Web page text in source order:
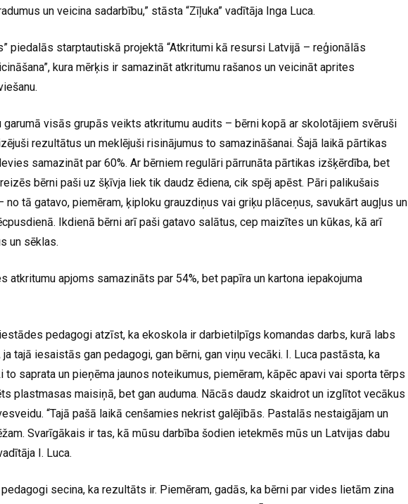
un veicina sadarbību,” stāsta “Zīļuka” vadītāja Inga Luca.
piedalās starptautiskā projektā “Atkritumi kā resursi Latvijā – reģionālās
kura mērķis ir samazināt atkritumu rašanos un veicināt aprites
garumā visās grupās veikts atkritumu audits – bērni kopā ar skolotājiem svēruši
rezultātus un meklējuši risinājumus to samazināšanai. Šajā laikā pārtikas
samazināt par 60%. Ar bērniem regulāri pārrunāta pārtikas izšķērdība, bet
bērni paši uz šķīvja liek tik daudz ēdiena, cik spēj apēst. Pāri palikušais
tā gatavo, piemēram, ķiploku grauzdiņus vai griķu plāceņus, savukārt augļus un
Ikdienā bērni arī paši gatavo salātus, cep maizītes un kūkas, kā arī
un sēklas.
atkritumu apjoms samazināts par 54%, bet papīra un kartona iepakojuma
pedagogi atzīst, ka ekoskola ir darbietilpīgs komandas darbs, kurā labs
tajā iesaistās gan pedagogi, gan bērni, gan viņu vecāki. I. Luca pastāsta, ka
saprata un pieņēma jaunos noteikumus, piemēram, kāpēc apavi vai sporta tērps
plastmasas maisiņā, bet gan auduma. Nācās daudz skaidrot un izglītot vecākus
“Tajā pašā laikā cenšamies nekrist galējībās. Pastalās nestaigājam un
Svarīgākais ir tas, kā mūsu darbība šodien ietekmēs mūs un Latvijas dabu
I. Luca.
secina, ka rezultāts ir. Piemēram, gadās, ka bērni par vides lietām zina